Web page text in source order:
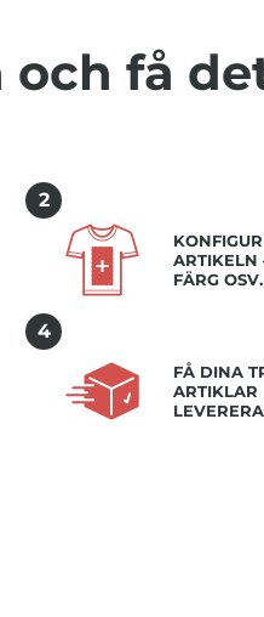
få
2
FÄRG OSV.
4
FÅ DINA
ARTIKLAR